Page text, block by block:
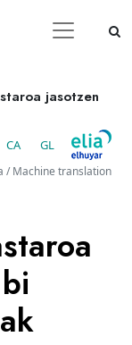
jasotzen
CA GL
/ Machine translation